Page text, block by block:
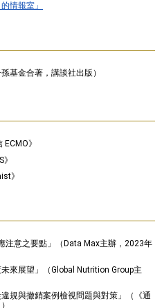
情報室」
基金合著，講談社出版）
》
》
注意之要點」（Data Max主辦，2023年
來展望」（Global Nutrition Group主
規與撤銷案例檢視問題與對策」（《通